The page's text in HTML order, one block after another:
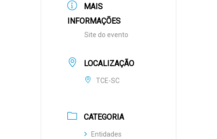
MAIS
INFORMAÇÕES
Site do evento
LOCALIZAÇÃO
TCE-SC
CATEGORIA
Entidades